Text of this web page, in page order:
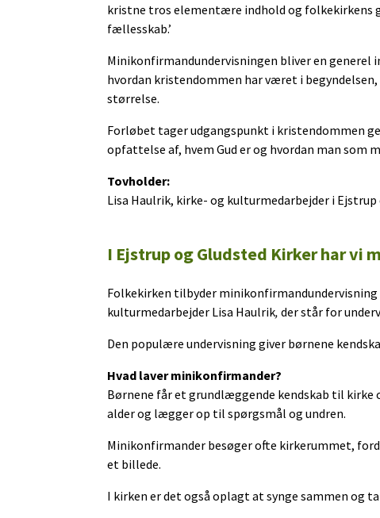
kristne tros elementære indhold og folkekirkens
fællesskab.’
Minikonfirmandundervisningen bliver en
hvordan kristendommen har været i
størrelse.
Forløbet tager udgangspunkt i kristendommen
opfattelse af, hvem Gud er og hvordan man
Tovholder:
Lisa Haulrik, kirke- og kulturmedarbejder i
I Ejstrup og Gludsted Kirker har vi
Folkekirken tilbyder minikonfirmandundervisning
kulturmedarbejder Lisa Haulrik, der står for
Den populære undervisning giver børnene
Hvad laver minikonfirmander?
Børnene får et grundlæggende kendskab til
alder og lægger op til spørgsmål og undren.
Minikonfirmander besøger ofte kirkerummet,
et billede.
I kirken er det også oplagt at synge sammen og